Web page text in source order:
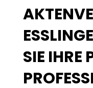
SIE IHRE